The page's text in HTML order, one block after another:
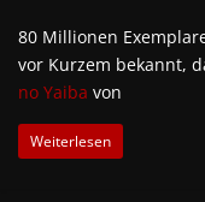
80 Millionen
vor Kurzem bekannt,
no Yaiba von
Weiterlesen